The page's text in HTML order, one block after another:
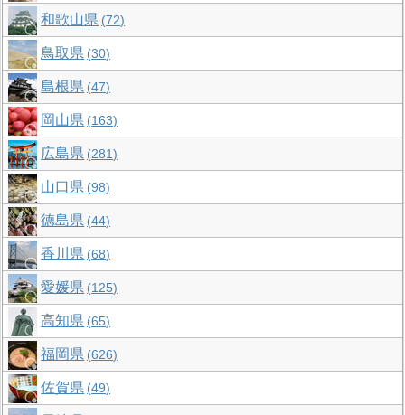
和歌山県 72
鳥取県 30
島根県 47
岡山県 163
広島県 281
山口県 98
徳島県 44
香川県 68
愛媛県 125
高知県 65
福岡県 626
佐賀県 49